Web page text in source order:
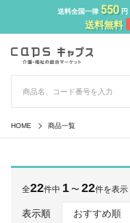
送料全国一律 550円
送料無料
HOME 商品一覧
全22件中 1 〜 22件を表示
表示順